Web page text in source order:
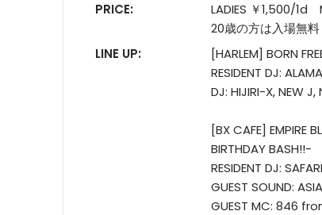
PRICE:
LADIES ￥1,500/
20歳の方は入場無料
LINE UP:
[HARLEM] BORN
RESIDENT DJ:
DJ: HIJIRI-X, NEW J,
[BX CAFE] EMPIRE
BIRTHDAY BASH!!-
RESIDENT DJ:
GUEST SOUND:
GUEST MC: 846